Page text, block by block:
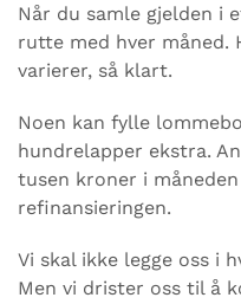
Når du samle gjelden i
rutte med hver måned.
varierer, så klart.
Noen kan fylle
hundrelapper ekstra.
tusen kroner i
refinansieringen.
Vi skal ikke legge oss i
Men vi drister oss til å